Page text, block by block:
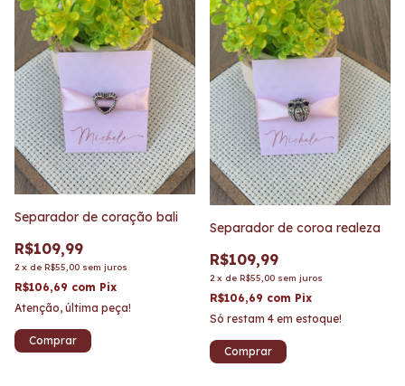
Separador de coração bali
R$109,99
2 x de R$55,00 sem juros
R$106,69 com Pix
Atenção, última peça!
Separador de coroa realeza
R$109,99
2 x de R$55,00 sem juros
R$106,69 com Pix
Só restam 4 em estoque!